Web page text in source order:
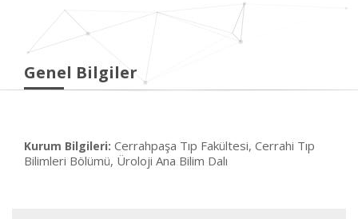
Genel Bilgiler
Kurum Bilgileri: Cerrahpaşa Tıp Fakültesi, Cerrahi Tıp
Bilimleri Bölümü, Üroloji Ana Bilim Dalı